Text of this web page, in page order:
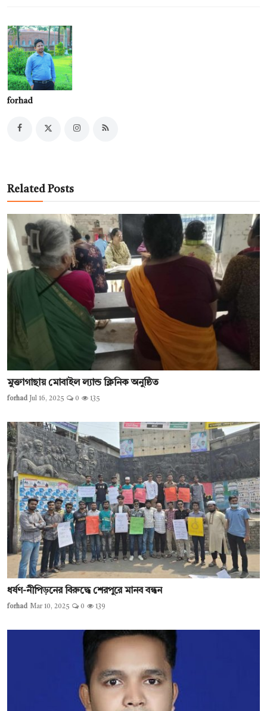
forhad
Related Posts
মুক্তাগাছায় মোবাইল ল্যান্ড ক্লিনিক অনুষ্ঠিত
forhad Jul 16, 2025 0 135
ধর্ষণ-নীপিড়নের বিরুদ্ধে শেরপুরে মানব বন্ধন
forhad Mar 10, 2025 0 139